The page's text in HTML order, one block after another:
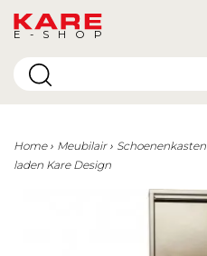
E-SHOP
Home Meubilair Schoenenkasten
laden Kare Design